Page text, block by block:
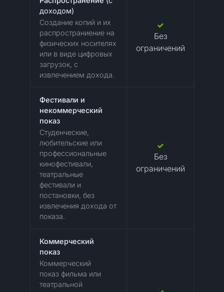
доходом)
Создание копий и их
распространиение на
физических носителях
или в виде цифровых
загрузок, с
извлечением дохода.
Без
ограничений
Фестивали и
некоммерческий
показ
Студенческие,
любительские или
профессиональные
кинофестивали,
театральные
фестивали и
постановки, без
извлечения дохода от
показа.
Без
ограничений
Коммерческий
показ
Коммерческий
показ фильма или
театральной